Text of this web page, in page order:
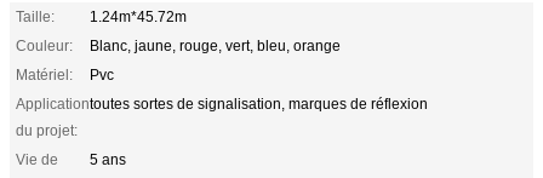
Taille:
1.24m*45.72m
Couleur:
Blanc, jaune, rouge, vert, bleu, orange
Matériel:
Pvc
Application
du projet:
toutes sortes de signalisation, marques de réflexion
Vie de
5 ans